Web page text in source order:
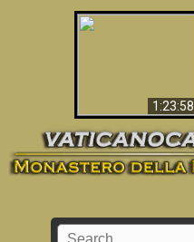
1:23:58